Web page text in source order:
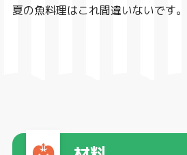
夏の魚料理はこれ間違いないです。